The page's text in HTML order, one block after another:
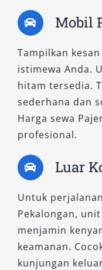
eksekutif muda
kenyamanan
3. Pajero
Sebagai varian
dilengkapi fitur
sunroof, dan
Sangat cocok
penting, atau
membutuhkan
tanpa harus
Temukan
Paling
Mobil
Tampilkan
istimewa Anda.
hitam tersedia.
sederhana dan
Harga sewa
profesional.
Luar
Untuk
Pekalongan,
menjamin
keamanan.
kunjungan